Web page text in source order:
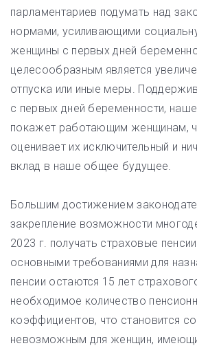
парламентариев подумать над
нормами, усиливающими
женщины с первых дней
целесообразным является
отпуска или иные меры.
с первых дней беременности,
покажет работающим женщинам,
оценивает их исключительный и
вклад в наше общее будущее.
Большим достижением
закрепление возможности
2023 г. получать страховые
основными требованиями для
пенсии остаются 15 лет
необходимое количество
коэффициентов, что становится
невозможным для женщин,